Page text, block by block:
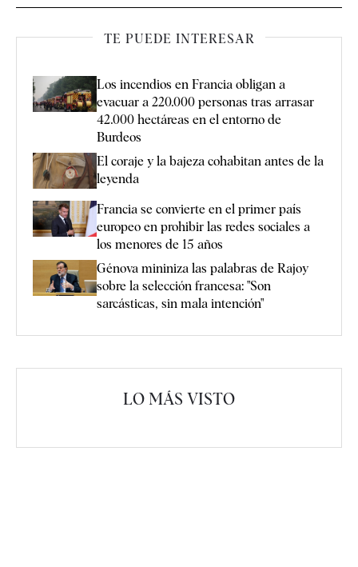
TE PUEDE INTERESAR
Los incendios en Francia obligan a
evacuar a 220.000 personas tras arrasar
42.000 hectáreas en el entorno de
Burdeos
El coraje y la bajeza cohabitan antes de la
leyenda
Francia se convierte en el primer país
europeo en prohibir las redes sociales a
los menores de 15 años
Génova mininiza las palabras de Rajoy
sobre la selección francesa: "Son
sarcásticas, sin mala intención"
LO MÁS VISTO